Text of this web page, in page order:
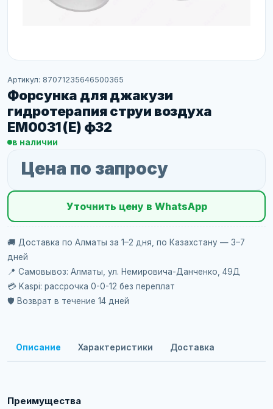
Артикул: 87071235646500365
Форсунка для джакузи
гидротерапия струи воздуха
EM0031 (E) ф32
в наличии
Цена по запросу
Уточнить цену в WhatsApp
🚚 Доставка по Алматы за 1–2 дня, по Казахстану — 3–7
дней
📍 Самовывоз: Алматы, ул. Немировича-Данченко, 49Д
💳 Kaspi: рассрочка 0-0-12 без переплат
🛡️ Возврат в течение 14 дней
Описание Характеристики Доставка
Преимущества